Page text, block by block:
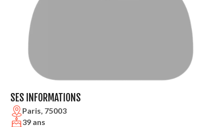
SES INFORMATIONS
Paris, 75003
39 ans